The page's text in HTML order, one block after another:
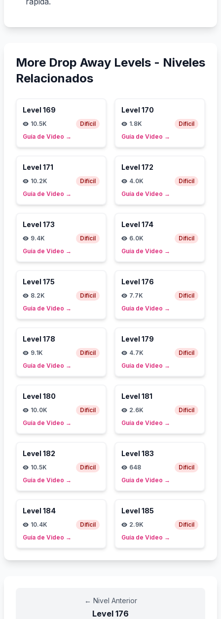
More Drop Away Levels - Niveles
Relacionados
Level 169
10.5K
Difícil
Guía de Video →
Level 170
1.8K
Difícil
Guía de Video →
Level 171
10.2K
Difícil
Guía de Video →
Level 172
4.0K
Difícil
Guía de Video →
Level 173
9.4K
Difícil
Guía de Video →
Level 174
6.0K
Difícil
Guía de Video →
Level 175
8.2K
Difícil
Guía de Video →
Level 176
7.7K
Difícil
Guía de Video →
Level 178
9.1K
Difícil
Guía de Video →
Level 179
4.7K
Difícil
Guía de Video →
Level 180
10.0K
Difícil
Guía de Video →
Level 181
2.6K
Difícil
Guía de Video →
Level 182
10.5K
Difícil
Guía de Video →
Level 183
648
Difícil
Guía de Video →
Level 184
10.4K
Difícil
Guía de Video →
Level 185
2.9K
Difícil
Guía de Video →
← Nivel Anterior
Level 176